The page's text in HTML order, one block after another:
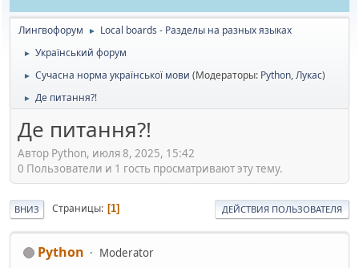
Лингвофорум ► Local boards - Разделы на разных языках
► Український форум
► Сучасна норма української мови (Модераторы: Python,Лукас)
► Де питання?!
Де питання?!
Автор Python, июля 8, 2025, 15:42
0 Пользователи и 1 гость просматривают эту тему.
ВНИЗ Страницы 1 ДЕЙСТВИЯ ПОЛЬЗОВАТЕЛЯ
Python Moderator